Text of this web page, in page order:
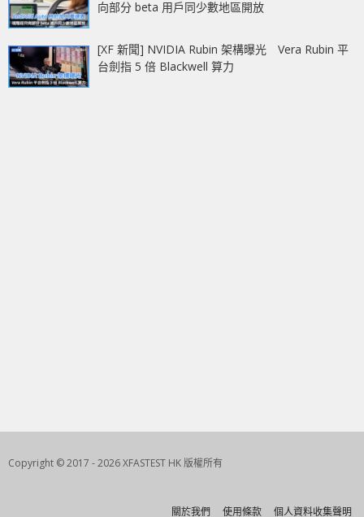
向部分 beta 用戶同少數地區開放
[XF 新聞] NVIDIA Rubin 架構曝光 Vera Rubin 平
台劍指 5 倍 Blackwell 算力
Copyright © 2017 - 2026 XFASTEST HK 版權所有
關於我們 使用條款 個人資料收集聲明